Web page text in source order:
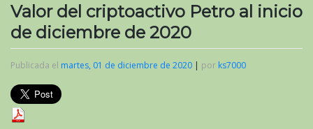
Valor del criptoactivo Petro al inicio
de diciembre de 2020
Publicada el martes, 01 de diciembre de 2020 | por ks7000